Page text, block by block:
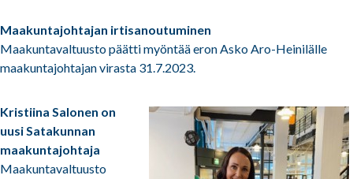
Maakuntajohtajan irtisanoutuminen
Maakuntavaltuusto päätti myöntää eron Asko Aro-Heinilälle
maakuntajohtajan virasta 31.7.2023.
Kristiina Salonen on
uusi Satakunnan
maakuntajohtaja
Maakuntavaltuusto